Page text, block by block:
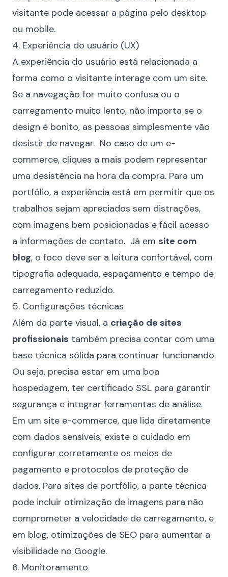
visitante pode acessar a página pelo desktop
ou mobile.
4. Experiência do usuário (UX)
A experiência do usuário está relacionada a
forma como o visitante interage com um site.
Se a navegação for muito confusa ou o
carregamento muito lento, não importa se o
design é bonito, as pessoas simplesmente vão
desistir de navegar. No caso de um e-
commerce, cliques a mais podem representar
uma desistência na hora da compra. Para um
portfólio, a experiência está em permitir que os
trabalhos sejam apreciados sem distrações,
com imagens bem posicionadas e fácil acesso
a informações de contato. Já em site com
blog, o foco deve ser a leitura confortável, com
tipografia adequada, espaçamento e tempo de
carregamento reduzido.
5. Configurações técnicas
Além da parte visual, a criação de sites
profissionais também precisa contar com uma
base técnica sólida para continuar funcionando.
Ou seja, precisa estar em uma boa
hospedagem, ter certificado SSL para garantir
segurança e integrar ferramentas de análise.
Em um site e-commerce, que lida diretamente
com dados sensíveis, existe o cuidado em
configurar corretamente os meios de
pagamento e protocolos de proteção de
dados. Para sites de portfólio, a parte técnica
pode incluir otimização de imagens para não
comprometer a velocidade de carregamento, e
em blog, otimizações de SEO para aumentar a
visibilidade no Google.
6. Monitoramento